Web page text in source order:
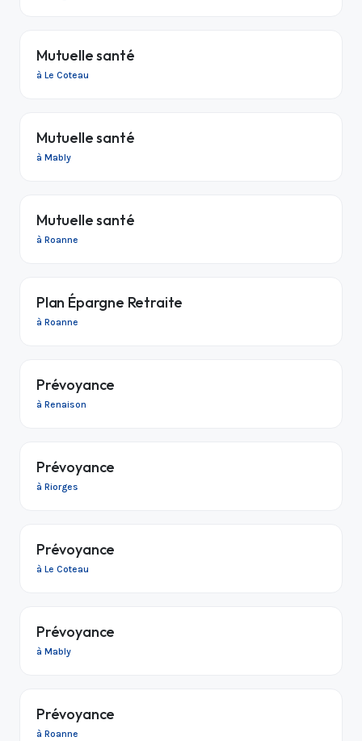
Mutuelle santé
à Le Coteau
Mutuelle santé
à Mably
Mutuelle santé
à Roanne
Plan Épargne Retraite
à Roanne
Prévoyance
à Renaison
Prévoyance
à Riorges
Prévoyance
à Le Coteau
Prévoyance
à Mably
Prévoyance
à Roanne